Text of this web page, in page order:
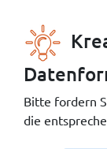
Bitte fordern
die